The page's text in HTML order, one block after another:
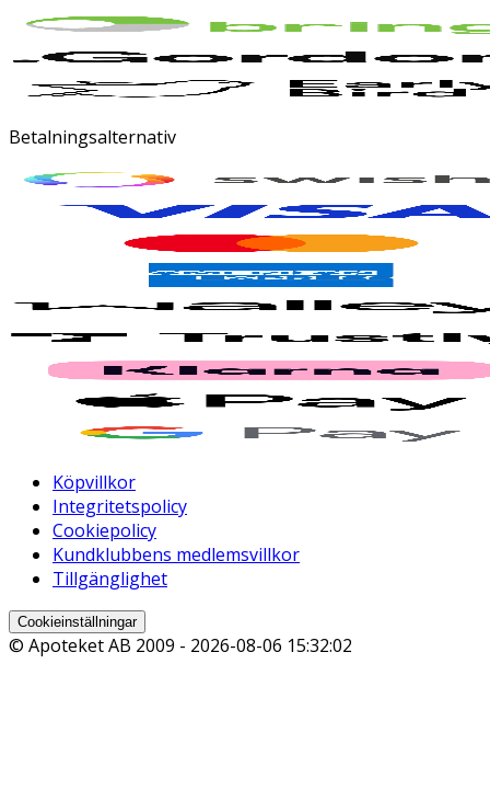
Betalningsalternativ
Köpvillkor
Integritetspolicy
Cookiepolicy
Kundklubbens medlemsvillkor
Tillgänglighet
Cookieinställningar
© Apoteket AB 2009 - 2026-08-06 15:32:02